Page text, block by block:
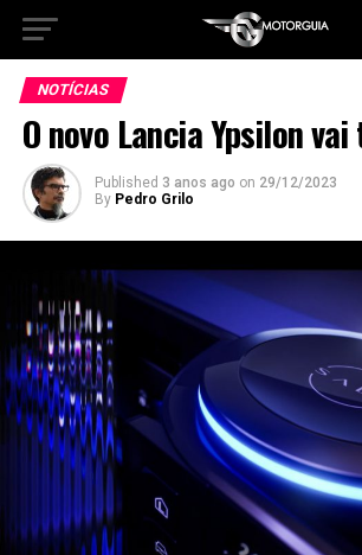
NOTÍCIAS
O novo Lancia Ypsilon
Published 3 anos ago on 29/12/2023
By Pedro Grilo